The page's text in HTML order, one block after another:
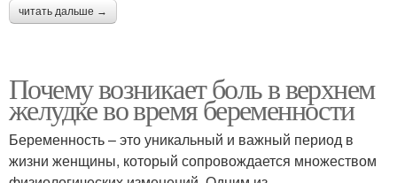
читать дальше →
Почему возникает боль в верхнем
желудке во время беременности
Беременность – это уникальный и важный период в
жизни женщины, который сопровождается множеством